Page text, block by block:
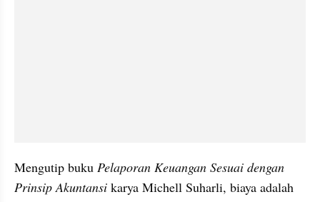
Mengutip buku Pelaporan Keuangan Sesuai dengan
Prinsip Akuntansi karya Michell Suharli, biaya adalah